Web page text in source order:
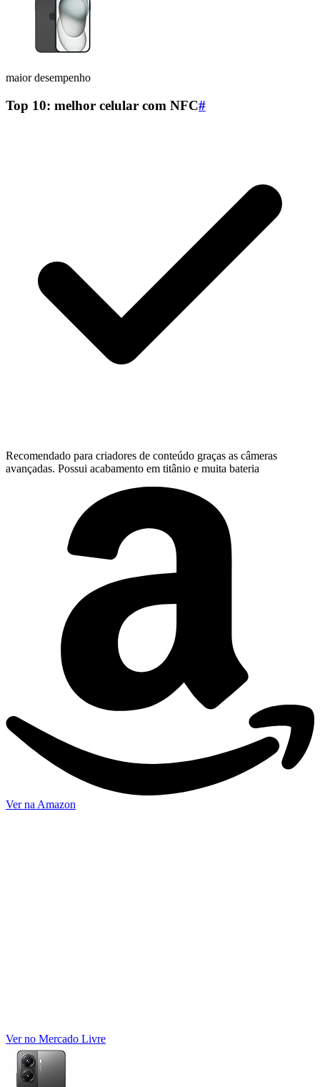
maior desempenho
Top 10: melhor celular com NFC#
Recomendado para criadores de conteúdo graças as câmeras
avançadas. Possui acabamento em titânio e muita bateria
Ver na Amazon
Ver no Mercado Livre